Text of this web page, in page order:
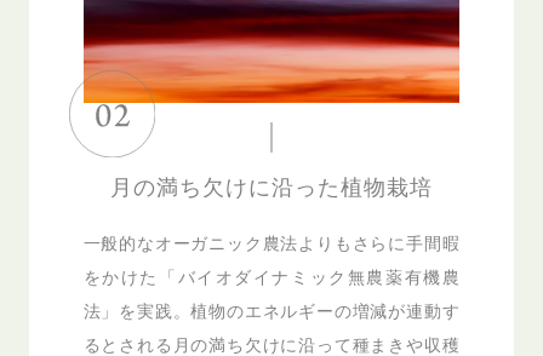
月の満ち欠けに沿った植物栽培
一般的なオーガニック農法よりもさらに手間暇
をかけた「バイオダイナミック無農薬有機農
法」を実践。植物のエネルギーの増減が連動す
るとされる月の満ち欠けに沿って種まきや収穫